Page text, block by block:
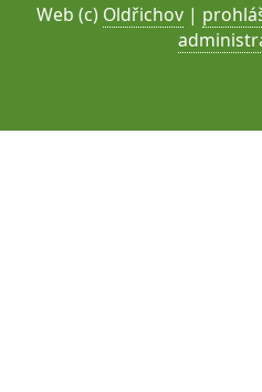
Web (c) Oldřichov |